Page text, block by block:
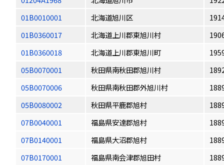
01B0010001
北海道旭川区
01B0360017
北海道上川郡東旭川村
01B0360018
北海道上川郡東旭川町
05B0070001
秋田県南秋田郡旭川村
05B0070006
秋田県南秋田郡外旭川村
05B0080002
秋田県平鹿郡旭村
07B0040001
福島県安達郡旭村
07B0140001
福島県大沼郡旭村
07B0170001
福島県南会津郡旭田村